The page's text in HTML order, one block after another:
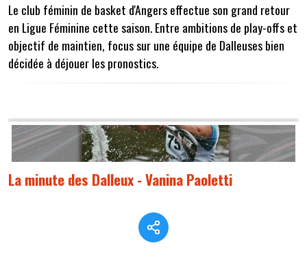
Le club féminin de basket d'Angers effectue son grand retour
en Ligue Féminine cette saison. Entre ambitions de play-offs et
objectif de maintien, focus sur une équipe de Dalleuses bien
décidée à déjouer les pronostics.
La minute des Dalleux - Vanina Paoletti